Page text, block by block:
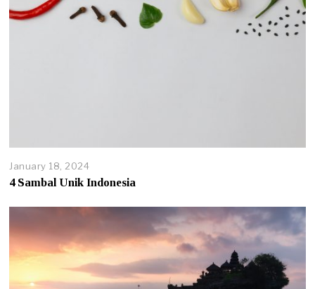
January 18, 2024
4 Sambal Unik Indonesia